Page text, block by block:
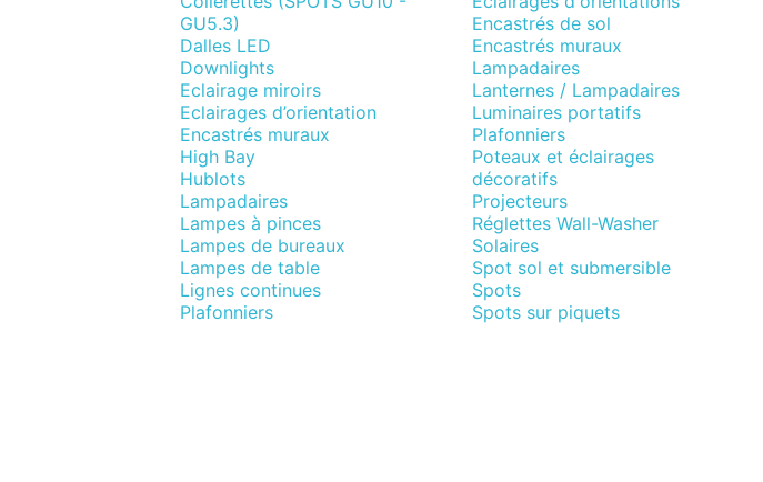
GU5.3)
Dalles LED
Downlights
Eclairage miroirs
Eclairages d’orientation
Encastrés muraux
High Bay
Hublots
Lampadaires
Lampes à pinces
Lampes de bureaux
Lampes de table
Lignes continues
Plafonniers
Encastrés de sol
Encastrés muraux
Lampadaires
Lanternes / Lampadaires
Luminaires portatifs
Plafonniers
Poteaux et éclairages
décoratifs
Projecteurs
Réglettes Wall-Washer
Solaires
Spot sol et submersible
Spots
Spots sur piquets